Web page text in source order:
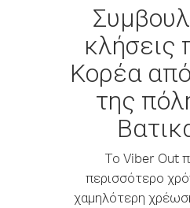
κλήσεις
Κορέα
της
Το Viber Out
περισσότερο
χαμηλότερη